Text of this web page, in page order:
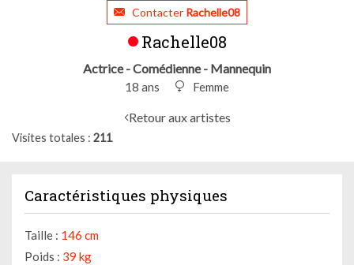
Contacter Rachelle08
Rachelle08
Actrice - Comédienne - Mannequin
18 ans Femme
Retour aux artistes
Visites totales 211
Caractéristiques physiques
Taille : 146 cm
Poids : 39 kg